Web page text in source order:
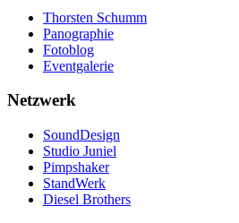
Thorsten Schumm
Panographie
Fotoblog
Eventgalerie
Netzwerk
SoundDesign
Studio Juniel
Pimpshaker
StandWerk
Diesel Brothers